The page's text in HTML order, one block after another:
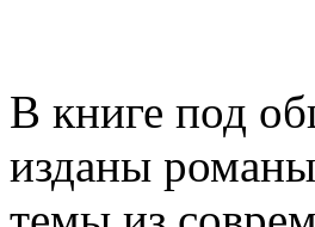
В книге под
изданы